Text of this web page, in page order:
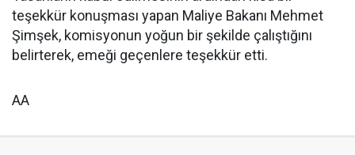
teşekkür konuşması yapan Maliye Bakanı Mehmet
Şimşek, komisyonun yoğun bir şekilde çalıştığını
belirterek, emeği geçenlere teşekkür etti.
AA